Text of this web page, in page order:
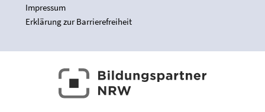
Impressum
Erklärung zur Barrierefreiheit